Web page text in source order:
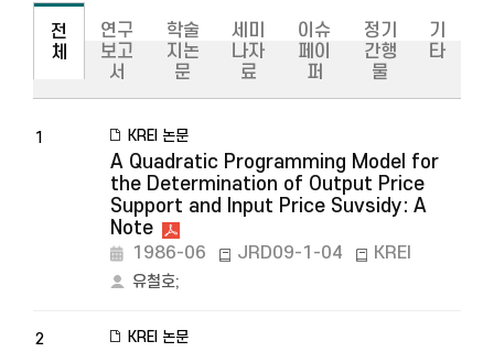
전
체
연구
보고
서
학술
지논
문
세미
나자
료
이슈
페이
퍼
정기
간행
물
기
타
1 KREI 논문
A Quadratic Programming Model for
the Determination of Output Price
Support and Input Price Suvsidy: A
Note
1986-06 JRD09-1-04 KREI
유철호;
2 KREI 논문